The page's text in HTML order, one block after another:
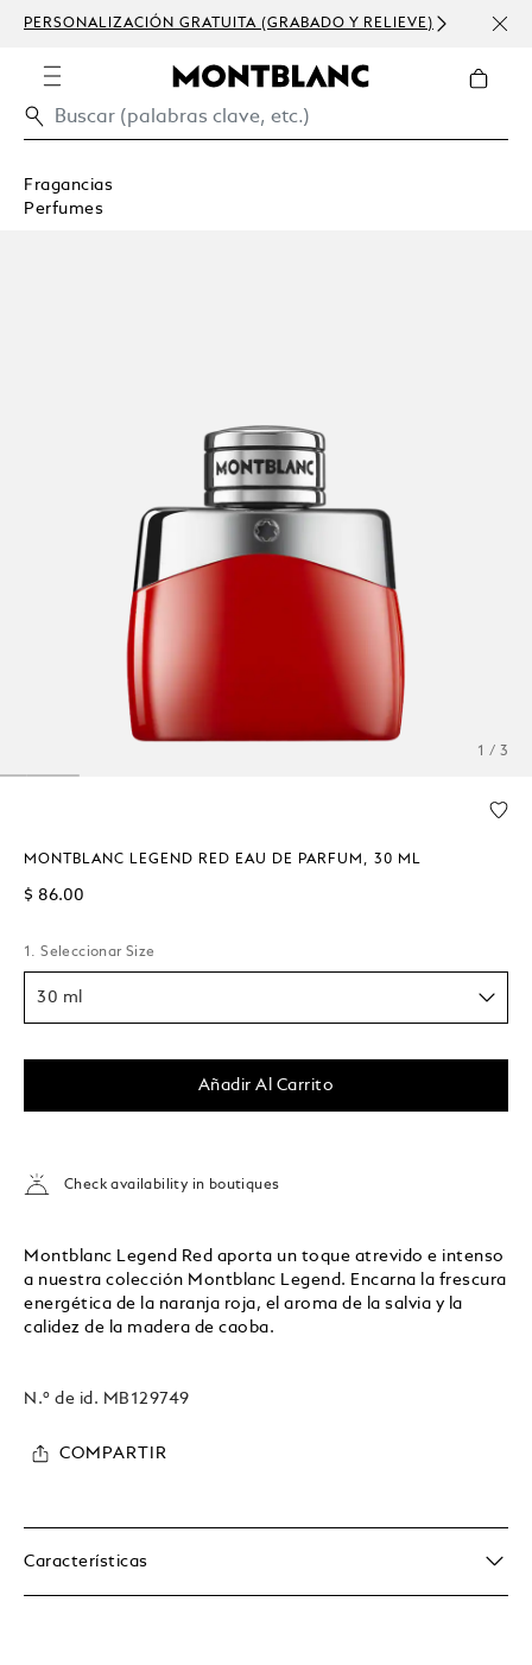
GRATUITA (GRABADO Y RELIEVE)
Fragancias
Perfumes
1 / 3
MONTBLANC LEGEND RED EAU DE PARFUM, 30 ML
$ 86.00
1. Seleccionar Size
30 ml
Añadir Al Carrito
Check availability in boutiques
Montblanc Legend Red aporta un toque atrevido e intenso
a nuestra colección Montblanc Legend. Encarna la frescura
energética de la naranja roja, el aroma de la salvia y la
calidez de la madera de caoba.
N.º de id. MB129749
COMPARTIR
Características